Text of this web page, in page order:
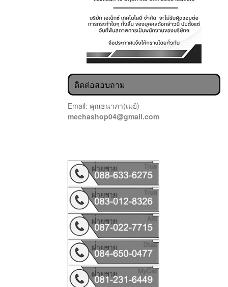
ติดต่อสอบถาม
Email: คุณธนาภา(เมย์)
mechashop04@gmail.com